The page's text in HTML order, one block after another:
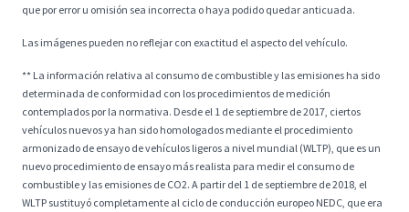
que por error u omisión sea incorrecta o haya podido quedar anticuada.
Las imágenes pueden no reflejar con exactitud el aspecto del vehículo.
** La información relativa al consumo de combustible y las emisiones ha sido
determinada de conformidad con los procedimientos de medición
contemplados por la normativa. Desde el 1 de septiembre de 2017, ciertos
vehículos nuevos ya han sido homologados mediante el procedimiento
armonizado de ensayo de vehículos ligeros a nivel mundial (WLTP), que es un
nuevo procedimiento de ensayo más realista para medir el consumo de
combustible y las emisiones de CO2. A partir del 1 de septiembre de 2018, el
WLTP sustituyó completamente al ciclo de conducción europeo NEDC, que era